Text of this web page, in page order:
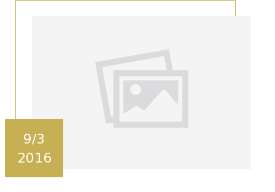
9/3
2016